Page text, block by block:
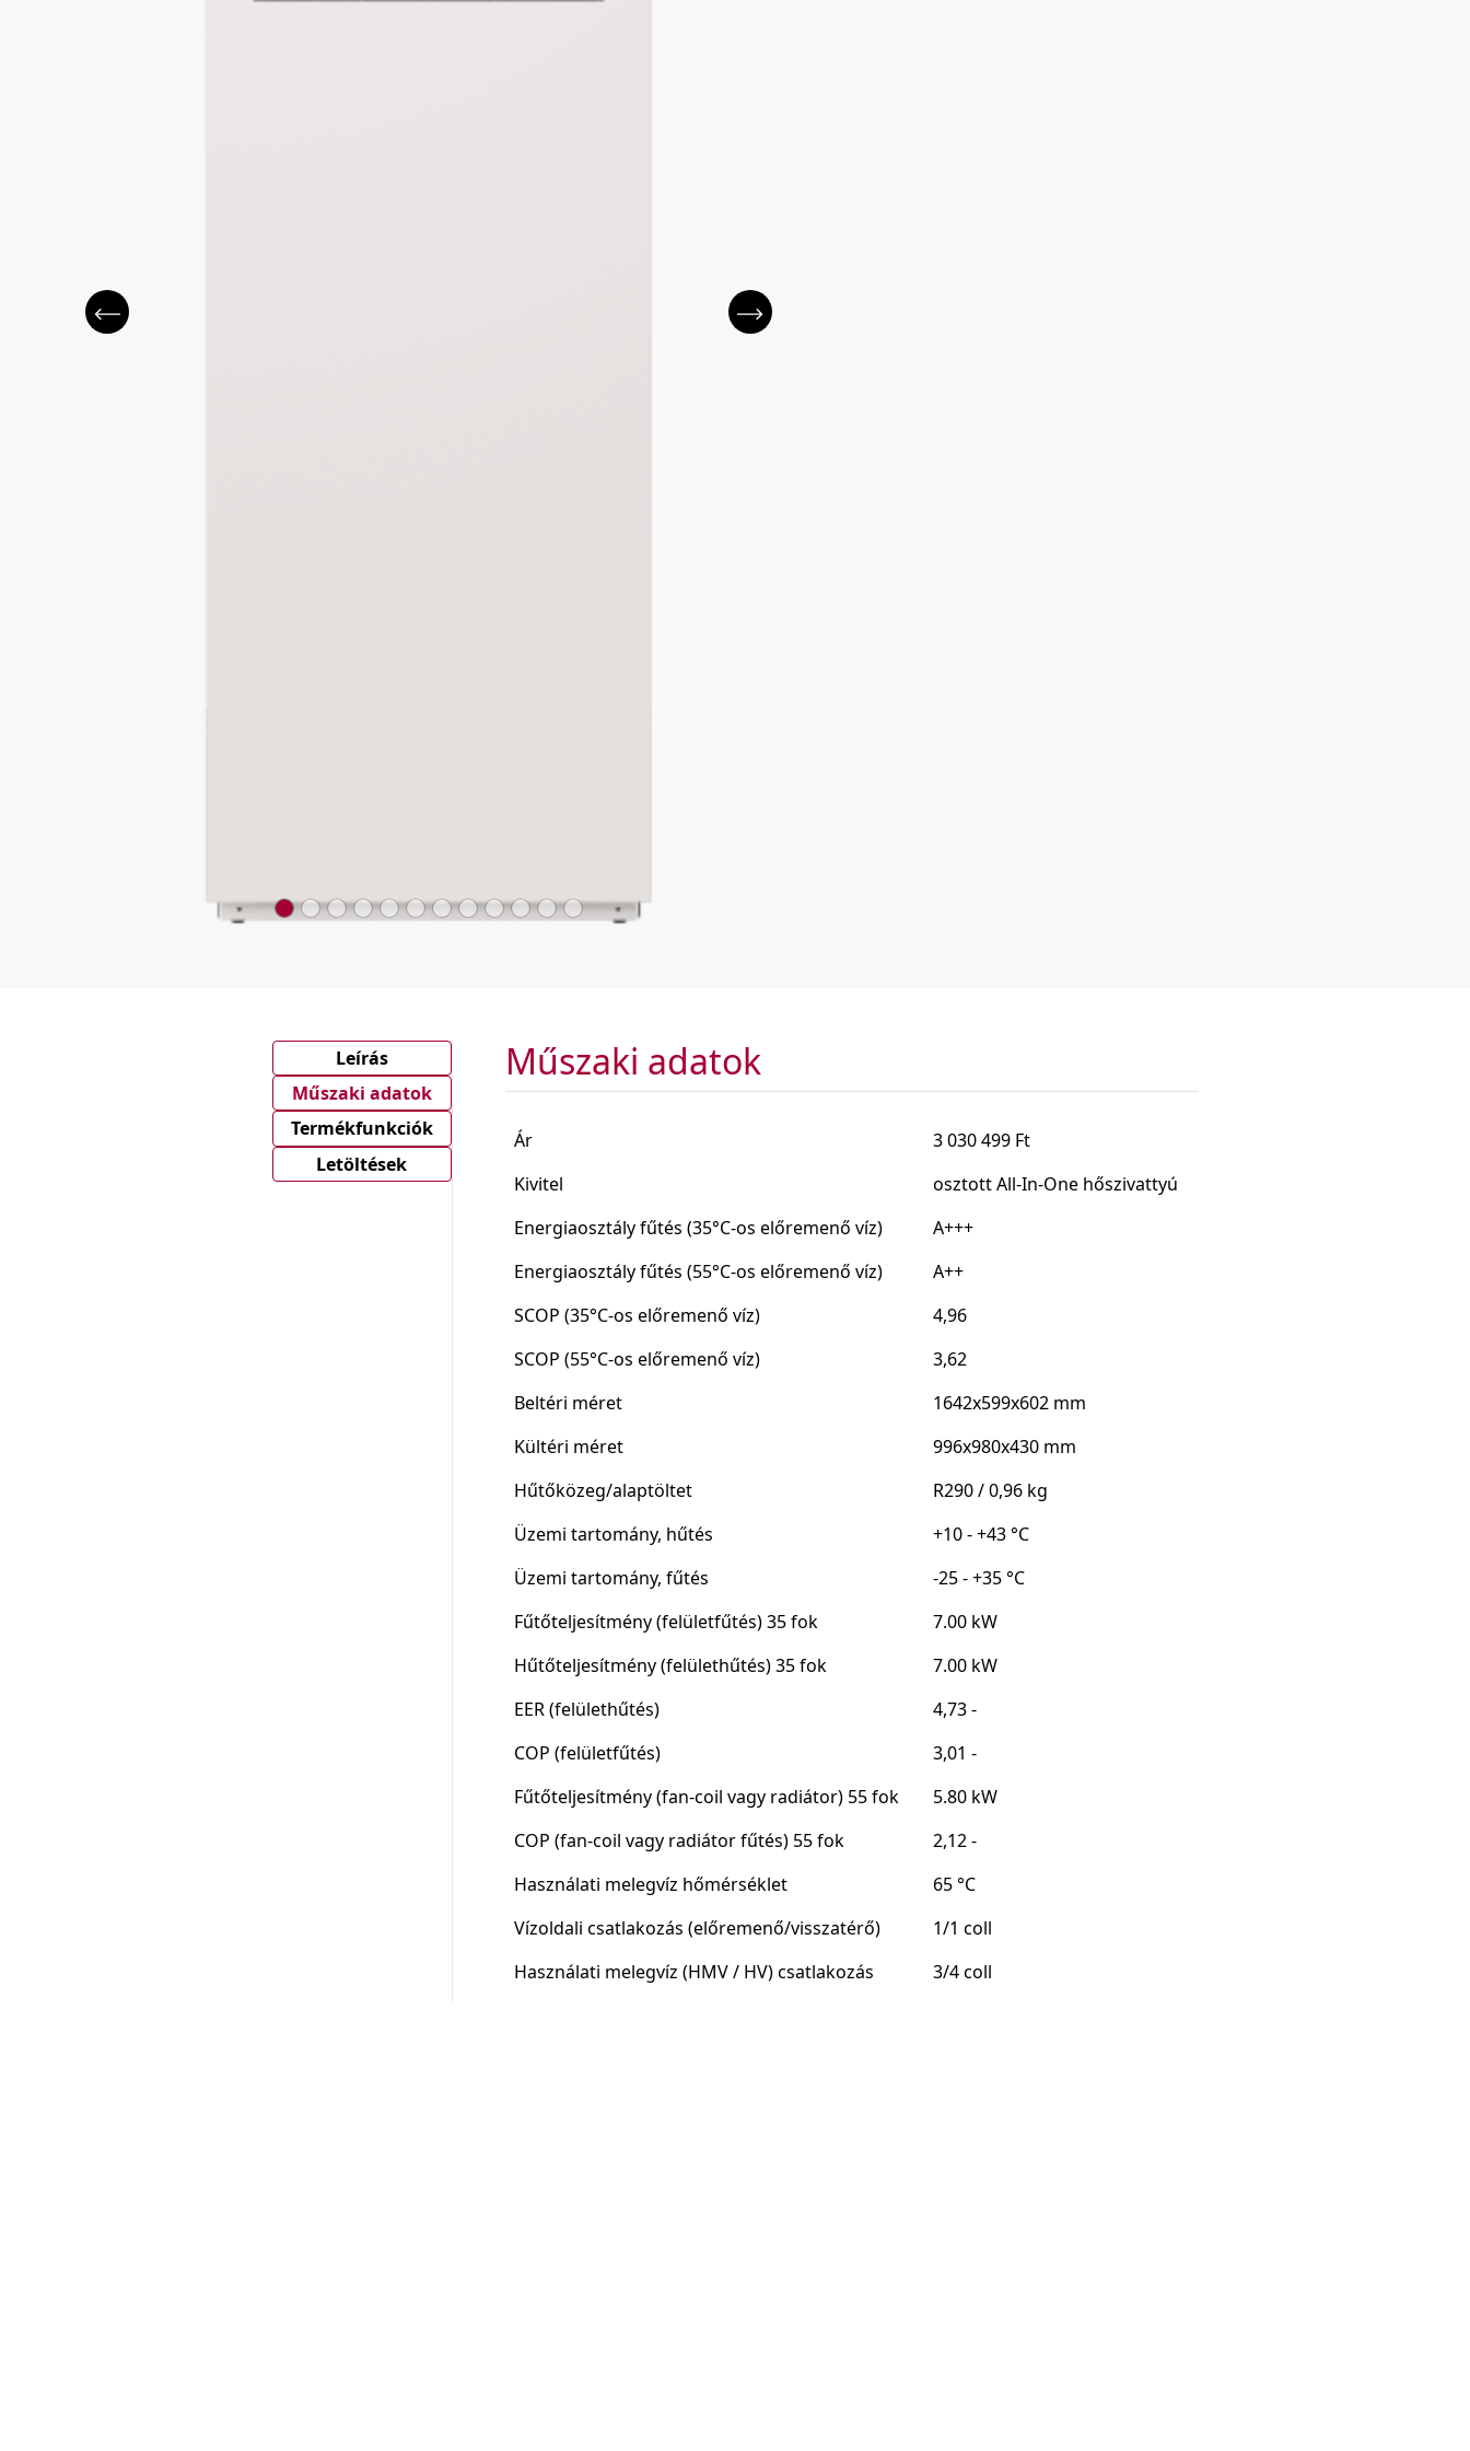
Leírás
Műszaki adatok
Termékfunkciók
Letöltések
Műszaki adatok
Ár
3 030 499 Ft
Kivitel
osztott All-In-One hőszivattyú
Energiaosztály fűtés (35°C-os előremenő víz)
A+++
Energiaosztály fűtés (55°C-os előremenő víz)
A++
SCOP (35°C-os előremenő víz)
4,96
SCOP (55°C-os előremenő víz)
3,62
Beltéri méret
1642x599x602 mm
Kültéri méret
996x980x430 mm
Hűtőközeg/alaptöltet
R290 / 0,96 kg
Üzemi tartomány, hűtés
+10 - +43 °C
Üzemi tartomány, fűtés
-25 - +35 °C
Fűtőteljesítmény (felületfűtés) 35 fok
7.00 kW
Hűtőteljesítmény (felülethűtés) 35 fok
7.00 kW
EER (felülethűtés)
4,73 -
COP (felületfűtés)
3,01 -
Fűtőteljesítmény (fan-coil vagy radiátor) 55 fok
5.80 kW
COP (fan-coil vagy radiátor fűtés) 55 fok
2,12 -
Használati melegvíz hőmérséklet
65 °C
Vízoldali csatlakozás (előremenő/visszatérő)
1/1 coll
Használati melegvíz (HMV / HV) csatlakozás
3/4 coll